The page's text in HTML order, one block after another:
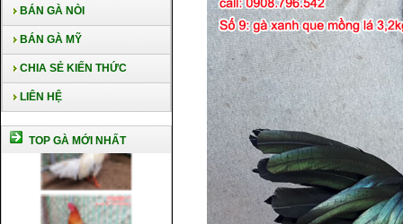
BÁN GÀ NÒI
BÁN GÀ MỸ
CHIA SẺ KIẾN THỨC
LIÊN HỆ
TOP GÀ MỚI NHẤT